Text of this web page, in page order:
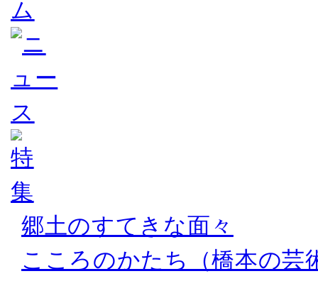
郷土のすてきな面々
こころのかたち（橋本の芸